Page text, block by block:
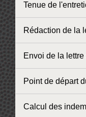
Tenue de
Rédaction de la
Envoi de la
Point de départ
Calcul des